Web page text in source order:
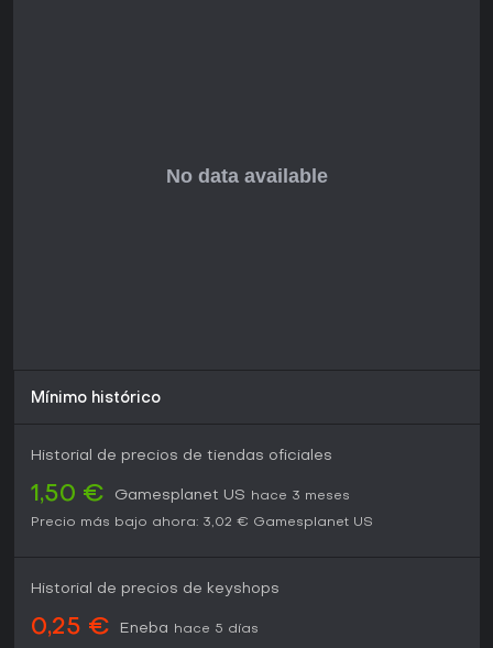
Mínimo histórico
Historial de precios de tiendas oficiales
1,50 € Gamesplanet US
hace 3 meses
Precio más bajo ahora: 3,02 € Gamesplanet US
Historial de precios de keyshops
0,25 € Eneba
hace 5 días